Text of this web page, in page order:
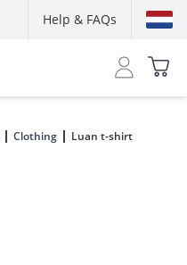
Help & FAQs
Clothing Luan t-shirt